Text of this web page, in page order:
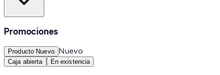
Promociones
Producto Nuevo Nuevo
Caja abierta En existencia